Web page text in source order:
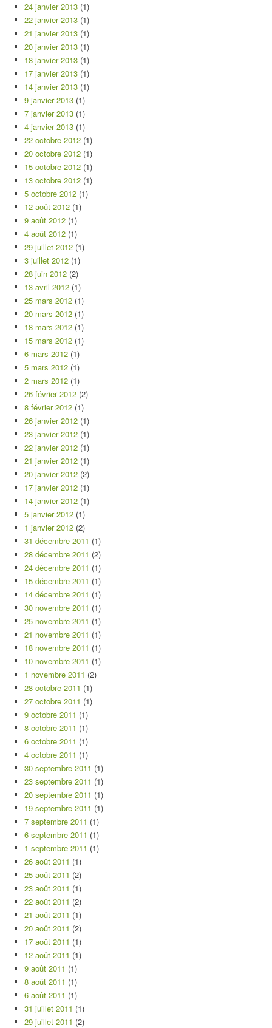
24 janvier 2013 (1)
22 janvier 2013 (1)
21 janvier 2013 (1)
20 janvier 2013 (1)
18 janvier 2013 (1)
17 janvier 2013 (1)
14 janvier 2013 (1)
9 janvier 2013 (1)
7 janvier 2013 (1)
4 janvier 2013 (1)
22 octobre 2012 (1)
20 octobre 2012 (1)
15 octobre 2012 (1)
13 octobre 2012 (1)
5 octobre 2012 (1)
12 août 2012 (1)
9 août 2012 (1)
4 août 2012 (1)
29 juillet 2012 (1)
3 juillet 2012 (1)
28 juin 2012 (2)
13 avril 2012 (1)
25 mars 2012 (1)
20 mars 2012 (1)
18 mars 2012 (1)
15 mars 2012 (1)
6 mars 2012 (1)
5 mars 2012 (1)
2 mars 2012 (1)
26 février 2012 (2)
8 février 2012 (1)
26 janvier 2012 (1)
23 janvier 2012 (1)
22 janvier 2012 (1)
21 janvier 2012 (1)
20 janvier 2012 (2)
17 janvier 2012 (1)
14 janvier 2012 (1)
5 janvier 2012 (1)
1 janvier 2012 (2)
31 décembre 2011 (1)
28 décembre 2011 (2)
24 décembre 2011 (1)
15 décembre 2011 (1)
14 décembre 2011 (1)
30 novembre 2011 (1)
25 novembre 2011 (1)
21 novembre 2011 (1)
18 novembre 2011 (1)
10 novembre 2011 (1)
1 novembre 2011 (2)
28 octobre 2011 (1)
27 octobre 2011 (1)
9 octobre 2011 (1)
8 octobre 2011 (1)
6 octobre 2011 (1)
4 octobre 2011 (1)
30 septembre 2011 (1)
23 septembre 2011 (1)
20 septembre 2011 (1)
19 septembre 2011 (1)
7 septembre 2011 (1)
6 septembre 2011 (1)
1 septembre 2011 (1)
26 août 2011 (1)
25 août 2011 (2)
23 août 2011 (1)
22 août 2011 (2)
21 août 2011 (1)
20 août 2011 (2)
17 août 2011 (1)
12 août 2011 (1)
9 août 2011 (1)
8 août 2011 (1)
6 août 2011 (1)
31 juillet 2011 (1)
29 juillet 2011 (2)